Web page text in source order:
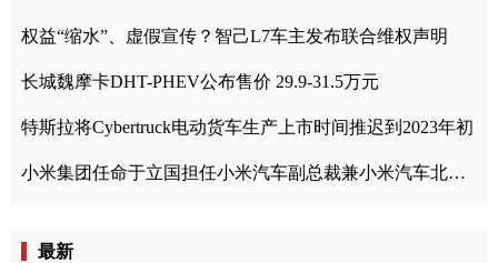
权益“缩水”、虚假宣传？智己L7车主发布联合维权声明
长城魏摩卡DHT-PHEV公布售价 29.9-31.5万元
特斯拉将Cybertruck电动货车生产上市时间推迟到2023年初
小米集团任命于立国担任小米汽车副总裁兼小米汽车北京总部政委
最新